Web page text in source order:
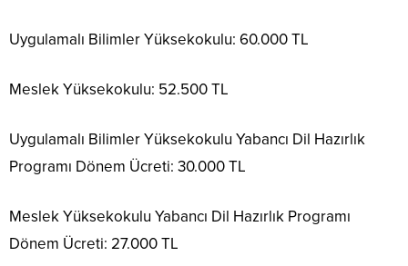
Uygulamalı Bilimler Yüksekokulu: 60.000 TL
Meslek Yüksekokulu: 52.500 TL
Uygulamalı Bilimler Yüksekokulu Yabancı Dil Hazırlık
Programı Dönem Ücreti: 30.000 TL
Meslek Yüksekokulu Yabancı Dil Hazırlık Programı
Dönem Ücreti: 27.000 TL